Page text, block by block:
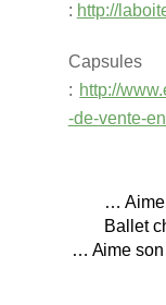
: http://
: http://
-de-vente-
… Aime
Ballet
… Aime son